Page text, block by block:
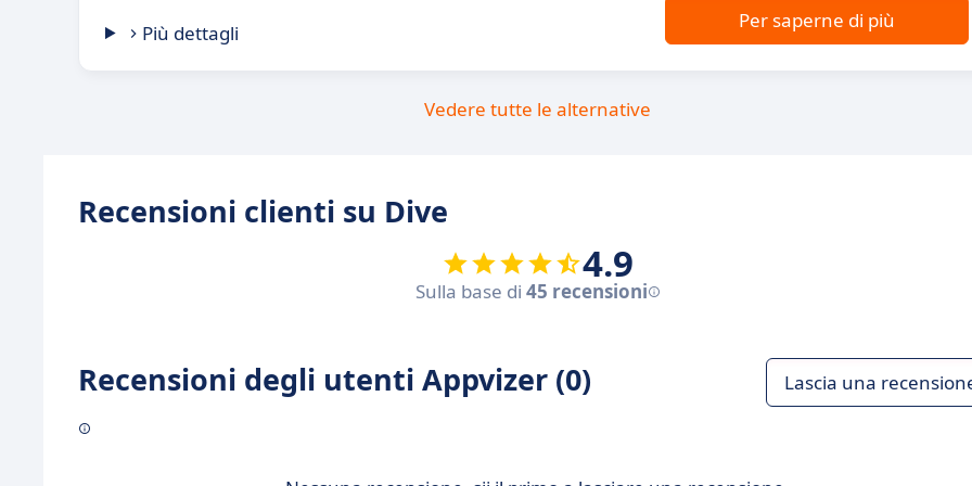
Più dettagli
Per saperne di più
Vedere tutte le alternative
Recensioni clienti su Dive
4.9
Sulla base di 45 recensioni
Recensioni degli utenti Appvizer (0) Lascia una